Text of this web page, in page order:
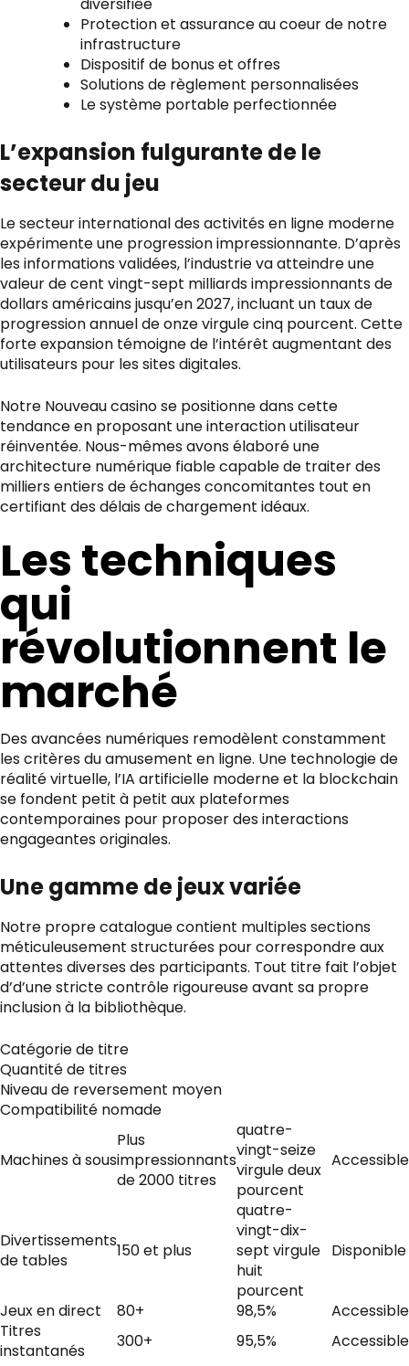
Protection et assurance au coeur de notre
infrastructure
Dispositif de bonus et offres
Solutions de règlement personnalisées
Le système portable perfectionnée
L’expansion fulgurante de le
secteur du jeu
Le secteur international des activités en ligne moderne
expérimente une progression impressionnante. D’après
les informations validées, l’industrie va atteindre une
valeur de cent vingt-sept milliards impressionnants de
dollars américains jusqu’en 2027, incluant un taux de
progression annuel de onze virgule cinq pourcent. Cette
forte expansion témoigne de l’intérêt augmentant des
utilisateurs pour les sites digitales.
Notre Nouveau casinose positionne dans cette
tendance en proposant une interaction utilisateur
réinventée. Nous-mêmes avons élaboré une
architecture numérique fiable capable de traiter des
milliers entiers de échanges concomitantes tout en
certifiant des délais de chargement idéaux.
Les techniques
qui
révolutionnent le
marché
Des avancées numériques remodèlent constamment
les critères du amusement en ligne. Une technologie de
réalité virtuelle, l’IA artificielle moderne et la blockchain
se fondent petit à petit aux plateformes
contemporaines pour proposer des interactions
engageantes originales.
Une gamme de jeux variée
Notre propre catalogue contient multiples sections
méticuleusement structurées pour correspondre aux
attentes diverses des participants. Tout titre fait l’objet
d’d’une stricte contrôle rigoureuse avant sa propre
inclusion à la bibliothèque.
Catégorie de titre
Quantité de titres
Niveau de reversement moyen
Compatibilité nomade
Machines à sous
Plus
impressionnants
de 2000 titres
quatre-
vingt-seize
virgule deux
pourcent
Accessible
Divertissements
de tables
150 et plus
quatre-
vingt-dix-
sept virgule
huit
pourcent
Disponible
Jeux en direct 80+ 98,5%
Accessible
Titres
instantanés
300+ 95,5% Accessible